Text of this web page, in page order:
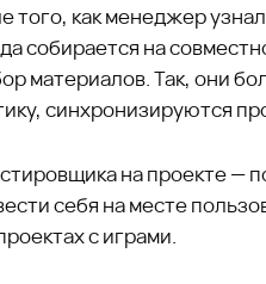
того, как менеджер
собирается на
материалов. Так, они
синхронизируются
на проекте —
себя на месте
с играми.